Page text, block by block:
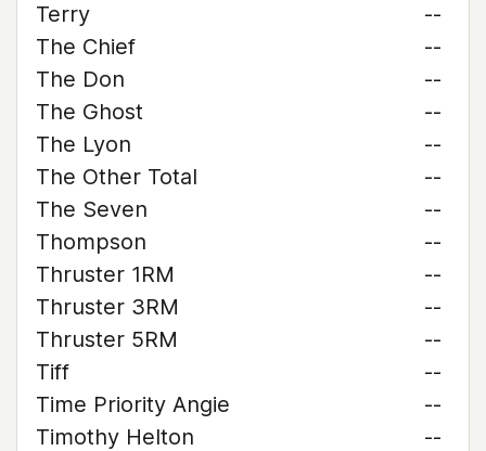
Terry
--
The Chief
--
The Don
--
The Ghost
--
The Lyon
--
The Other Total
--
The Seven
--
Thompson
--
Thruster 1RM
--
Thruster 3RM
--
Thruster 5RM
--
Tiff
--
Time Priority Angie
--
Timothy Helton
--